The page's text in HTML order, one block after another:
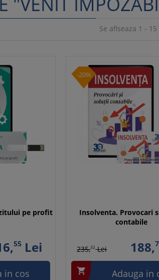
Se afiseaza 1 -
pe profit
55 Lei
in cos
-20%
Insolventa. Provocari
contabile
235,32Lei 188,
 Adauga in